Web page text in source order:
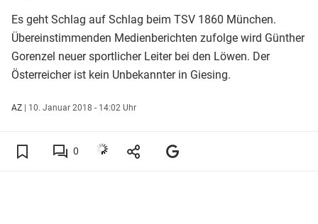
Es geht Schlag auf Schlag beim TSV 1860 München.
Übereinstimmenden Medienberichten zufolge wird Günther
Gorenzel neuer sportlicher Leiter bei den Löwen. Der
Österreicher ist kein Unbekannter in Giesing.
AZ | 10. Januar 2018 - 14:02 Uhr
0